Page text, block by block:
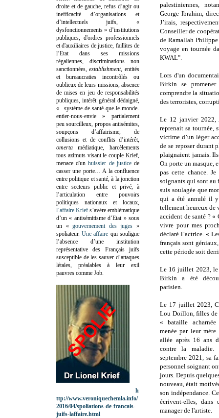
palestiniennes,
George Ibrahim,
J’irais,
Conseiller de
de Ramallah
voyage en tournée
KWAL".
Lors d'un
Birkin se
comprendre la
des terroristes,
Le 12 janvier 2022,
reprenait sa tournée,
victime d’un léger
de se reposer durant
plaignaient jamais.
On porte un masque,
pas cette chance.
soignants qui sont au
suis soulagée que
qui a été annulé il y
tellement heureux de
accident de santé ? «
vivre pour mes
déclaré l’actrice. «
français sont
cette période soit
Le 16 juillet 2023, le
Birkin a été
parisien.
Le 17 juillet 2023,
Lou Doillon,filles de
« bataille
menée par leur
allée après 16 ans
contre la maladie.
septembre 2021, sa
personnel soignant
jours.Depuis
nouveau, était
son indépendance.
écrivent-elles,
manager de l'artiste.
droite et de gauche, refus d’agir ou
inefficacité d’organisations et
d’intellectuels juifs, «
dysfonctionnements » d’institutions
publiques, d'ordres professionnels
et d'auxiliaires de justice, faillites de
l’Etat dans ses missions
régaliennes, discriminations non
sanctionnées,establishment, entités
et bureaucraties incontrôlés ou
oublieux de leurs missions, absence
de mises en jeu de responsabilités
publiques, intérêt général dédaigné,
« système-de-santé-que-le-monde-
entier-nous-envie » partialement
peu sourcilleux, propos antisémites,
soupçons d’affairisme, de
collusions et de conflits d’intérêt,
omertamédiatique, harcèlements
tous azimuts visant le couple Krief,
menace d'unhuissier de justicede
casser une porte… A la confluence
entre politique et santé, à la jonction
entre secteurs public et privé, à
l’articulation entre pouvoirs
politiques nationaux et locaux,
l’affaire Krief s’avère emblématique
d’un « antisémitisme d’Etat » sous
un «gouvernement des juges »
spoliateur.Une affaire qui souligne
l’absence d’une institution
représentative des Français juifs
susceptible de les sauver d’attaques
létales, préalables à leur exil
pauvres comme Job.
h
ttp://www.veroniquechemla.info/
2016/04/spoliations-de-francais-
juifs-laffaire.html